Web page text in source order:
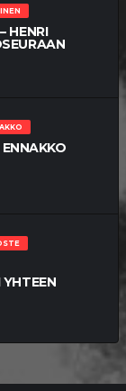
HENRI
ENNAKKO